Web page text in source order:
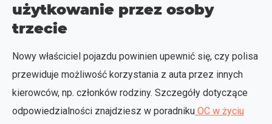
użytkowanie przez osoby
trzecie
Nowy właściciel pojazdu powinien upewnić się, czy polisa
przewiduje możliwość korzystania z auta przez innych
kierowców, np. członków rodziny. Szczegóły dotyczące
odpowiedzialności znajdziesz w poradniku OC w życiu